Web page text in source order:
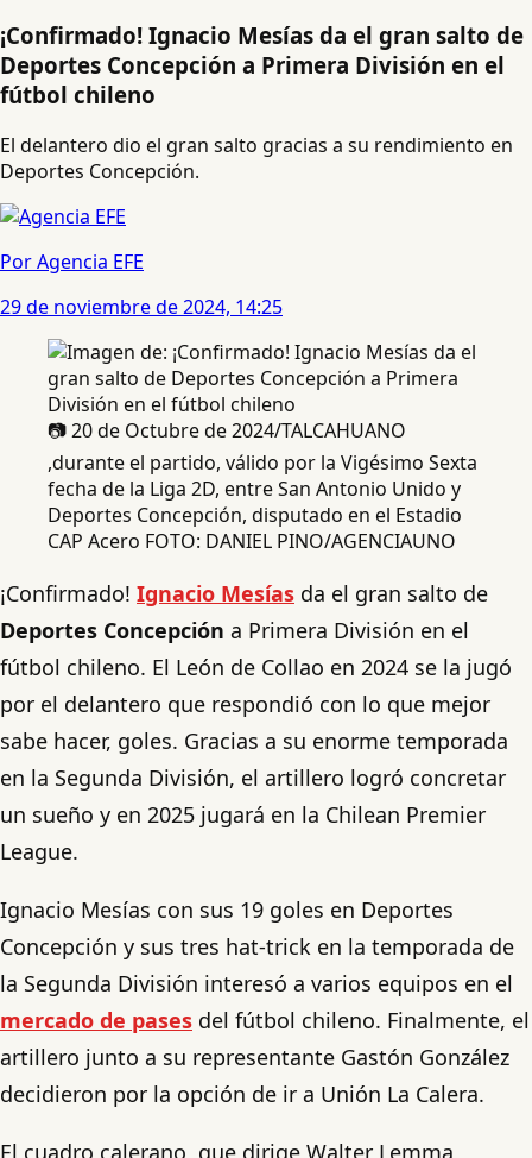
¡Confirmado! Ignacio Mesías da el gran salto de
Deportes Concepción a Primera División en el
fútbol chileno
El delantero dio el gran salto gracias a su rendimiento en
Deportes Concepción.
Por Agencia EFE
29 de noviembre de 2024, 14:25
📷 20 de Octubre de 2024/TALCAHUANO
,durante el partido, válido por la Vigésimo Sexta
fecha de la Liga 2D, entre San Antonio Unido y
Deportes Concepción, disputado en el Estadio
CAP Acero FOTO: DANIEL PINO/AGENCIAUNO
¡Confirmado! Ignacio Mesías da el gran salto de
Deportes Concepción a Primera División en el
fútbol chileno. El León de Collao en 2024 se la jugó
por el delantero que respondió con lo que mejor
sabe hacer, goles. Gracias a su enorme temporada
en la Segunda División, el artillero logró concretar
un sueño y en 2025 jugará en la Chilean Premier
League.
Ignacio Mesías con sus 19 goles en Deportes
Concepción y sus tres hat-trick en la temporada de
la Segunda División interesó a varios equipos en el
mercado de pases del fútbol chileno. Finalmente, el
artillero junto a su representante Gastón González
decidieron por la opción de ir a Unión La Calera.
El cuadro calerano, que dirige Walter Lemma,